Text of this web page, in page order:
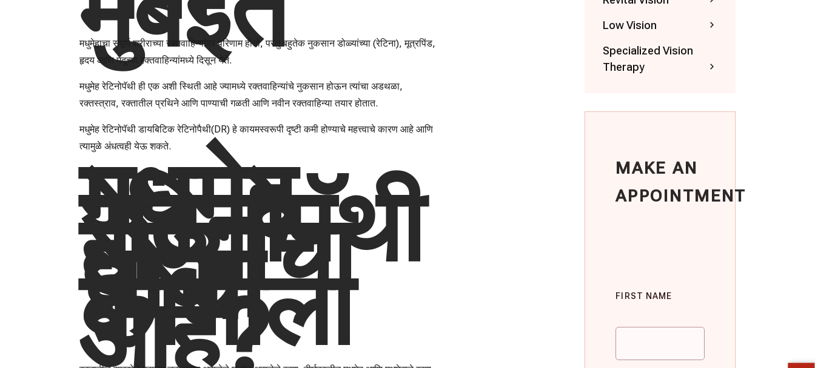
मधुमेहाचा संपूर्ण शरीराच्या रक्तवाहिन्यांवर परिणाम होतो, परंतु बहुतेक नुकसान डोळ्यांच्या (रेटिना), मूत्रपिंड,
हृदय आणि मेंदूच्या रक्तवाहिन्यांमध्ये दिसून येते.
मधुमेह रेटिनोपॅथी ही एक अशी स्थिती आहे ज्यामध्ये रक्तवाहिन्यांचे नुकसान होऊन त्यांचा अडथळा,
रक्तस्त्राव, रक्तातील प्रथिने आणि पाण्याची गळती आणि नवीन रक्तवाहिन्या तयार होतात.
मधुमेह रेटिनोपॅथी डायबिटिक रेटिनोपैथी(DR) हे कायमस्वरूपी दृष्टी कमी होण्याचे महत्त्वाचे कारण आहे आणि
त्यामुळे अंधत्वही येऊ शकते.
मधुमेह
रेटिनोपॅथी
होण्याचा
धोका
कोणाला
आहे?
Low Vision
Specialized Vision
Therapy
MAKE AN
APPOINTMENT
FIRST NAME